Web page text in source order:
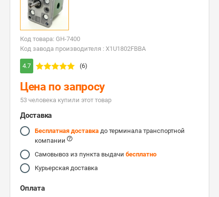
Код товара: GH-7400
Код завода производителя : X1U1802FBBA
4.7 (6)
Цена по запросу
53 человекa купили этот товар
Доставка
Бесплатная доставка до терминала транспортной
компании
Самовывоз из пункта выдачи бесплатно
Курьерская доставка
Оплата